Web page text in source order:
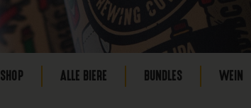
SHOP ALLE BIERE BUNDLES WEIN